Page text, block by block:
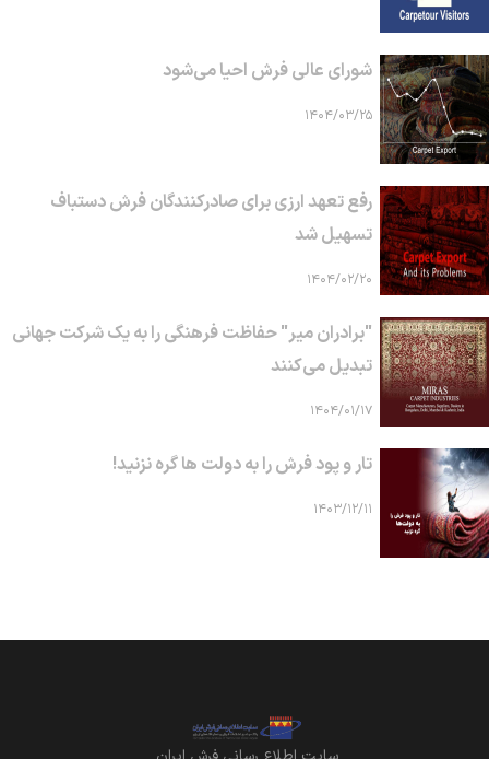
شورای عالی فرش احیا می‌شود
۱۴۰۴/۰۳/۲۵
رفع تعهد ارزی برای صادرکنندگان فرش دستباف
تسهیل شد
۱۴۰۴/۰۲/۲۰
"برادران میر" حفاظت فرهنگی را به یک شرکت جهانی
تبدیل می‌کنند
۱۴۰۴/۰۱/۱۷
تار و پود فرش را به دولت ها گره نزنید!
۱۴۰۳/۱۲/۱۱